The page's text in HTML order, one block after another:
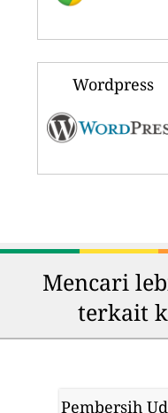
Wordpress
Mencari
terkait
Pembersih